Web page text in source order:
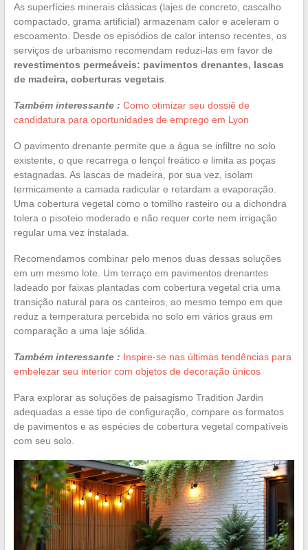
As superfícies minerais clássicas (lajes de concreto, cascalho
compactado, grama artificial) armazenam calor e aceleram o
escoamento. Desde os episódios de calor intenso recentes, os
serviços de urbanismo recomendam reduzi-las em favor de
revestimentos permeáveis: pavimentos drenantes, lascas
de madeira, coberturas vegetais
Também interessante : Como otimizar seu dossiê de
candidatura para oportunidades de emprego em Lyon
O pavimento drenante permite que a água se infiltre no solo
existente, o que recarrega o lençol freático e limita as poças
estagnadas. As lascas de madeira, por sua vez, isolam
termicamente a camada radicular e retardam a evaporação.
Uma cobertura vegetal como o tomilho rasteiro ou a dichondra
tolera o pisoteio moderado e não requer corte nem irrigação
regular uma vez instalada.
Recomendamos combinar pelo menos duas dessas soluções
em um mesmo lote. Um terraço em pavimentos drenantes
ladeado por faixas plantadas com cobertura vegetal cria uma
transição natural para os canteiros, ao mesmo tempo em que
reduz a temperatura percebida no solo em vários graus em
comparação a uma laje sólida.
Também interessante : Inspire-se nas últimas tendências para
embelezar seu interior com objetos de decoração únicos
Para explorar as soluções de paisagismo Tradition Jardin
adequadas a esse tipo de configuração, compare os formatos
de pavimentos e as espécies de cobertura vegetal compatíveis
com seu solo.